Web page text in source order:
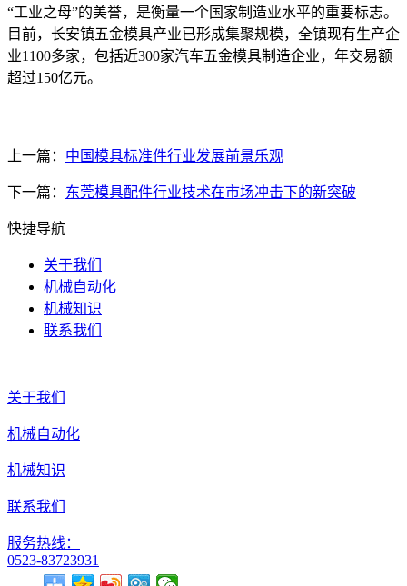
“工业之母”的美誉，是衡量一个国家制造业水平的重要标志。
目前，长安镇五金模具产业已形成集聚规模，全镇现有生产企
业1100多家，包括近300家汽车五金模具制造企业，年交易额
超过150亿元。
上一篇： 中国模具标准件行业发展前景乐观
下一篇： 东莞模具配件行业技术在市场冲击下的新突破
快捷导航
关于我们
机械自动化
机械知识
联系我们
关于我们
机械自动化
机械知识
联系我们
服务热线：
0523-83723931